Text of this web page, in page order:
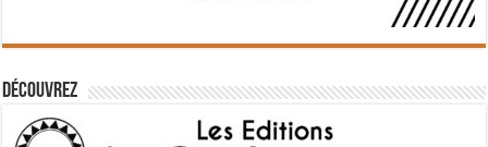
Découvrez